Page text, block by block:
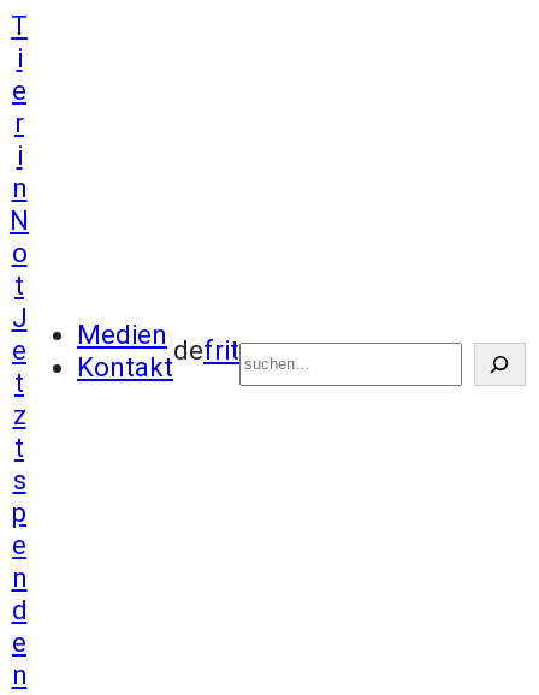
Zum
Inhalt
springen
T
i
e
r
i
n
N
o
t
J
e
t
z
t
s
p
e
n
d
e
n
Medien
Kontakt
defrit